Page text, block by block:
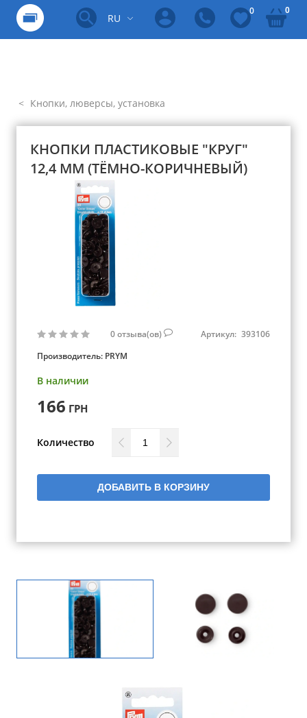
RU
0 0
Кнопки, люверсы, установка
КНОПКИ ПЛАСТИКОВЫЕ "КРУГ"
12,4 ММ (ТЁМНО-КОРИЧНЕВЫЙ)
0отзыва(ов) Артикул: 393106
Производитель: PRYM
В наличии
166 ГРН
Количество
ДОБАВИТЬ В КОРЗИНУ